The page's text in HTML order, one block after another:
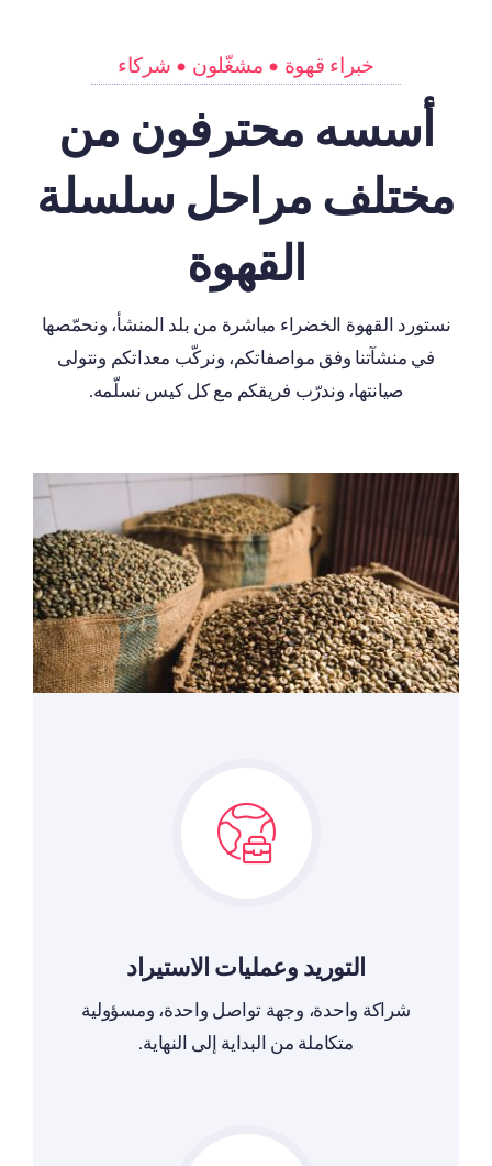
خبراء قهوة • مشغّلون • شركاء
أسسه محترفون من
مختلف مراحل سلسلة
القهوة
نستورد القهوة الخضراء مباشرة من بلد المنشأ، ونحمّصها
في منشآتنا وفق مواصفاتكم، ونركّب معداتكم ونتولى
صيانتها، وندرّب فريقكم مع كل كيس نسلّمه.
التوريد وعمليات الاستيراد
شراكة واحدة، وجهة تواصل واحدة، ومسؤولية
متكاملة من البداية إلى النهاية.